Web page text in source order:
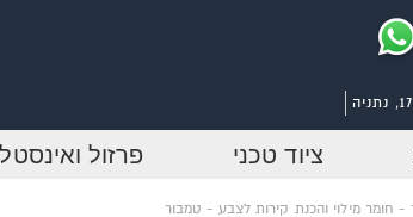
ציוד טכני פרזול
- חומר מילוי והכנת קירות לצבע - טמבור